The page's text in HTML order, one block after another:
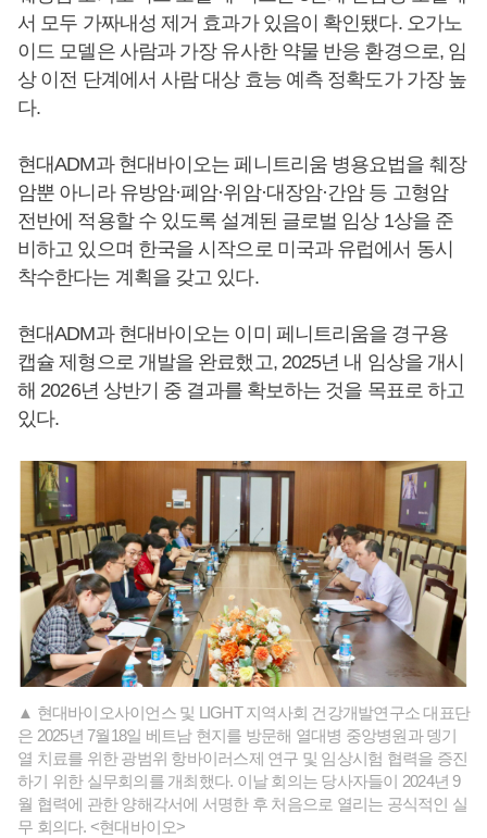
서 모두 가짜내성 제거 효과가 있음이 확인됐다. 오가노
이드 모델은 사람과 가장 유사한 약물 반응 환경으로, 임
상 이전 단계에서 사람 대상 효능 예측 정확도가 가장 높
다.
현대ADM과 현대바이오는 페니트리움 병용요법을 췌장
암뿐 아니라 유방암·폐암·위암·대장암·간암 등 고형암
전반에 적용할 수 있도록 설계된 글로벌 임상 1상을 준
비하고 있으며 한국을 시작으로 미국과 유럽에서 동시
착수한다는 계획을 갖고 있다.
현대ADM과 현대바이오는 이미 페니트리움을 경구용
캡슐 제형으로 개발을 완료했고, 2025년 내 임상을 개시
해 2026년 상반기 중 결과를 확보하는 것을 목표로 하고
있다.
▲ 현대바이오사이언스 및 LIGHT 지역사회 건강개발연구소 대표단
은 2025년 7월18일 베트남 현지를 방문해 열대병 중앙병원과 뎅기
열 치료를 위한 광범위 항바이러스제 연구 및 임상시험 협력을 증진
하기 위한 실무회의를 개최했다. 이날 회의는 당사자들이 2024년 9
월 협력에 관한 양해각서에 서명한 후 처음으로 열리는 공식적인 실
무 회의다. <현대바이오>